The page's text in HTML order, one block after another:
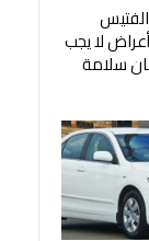
لا يجب
سلامة